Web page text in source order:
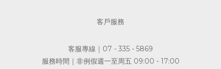
客戶服務
客服專線｜07 - 335 - 5869
服務時間｜非例假週一至周五 09:00 - 17:00